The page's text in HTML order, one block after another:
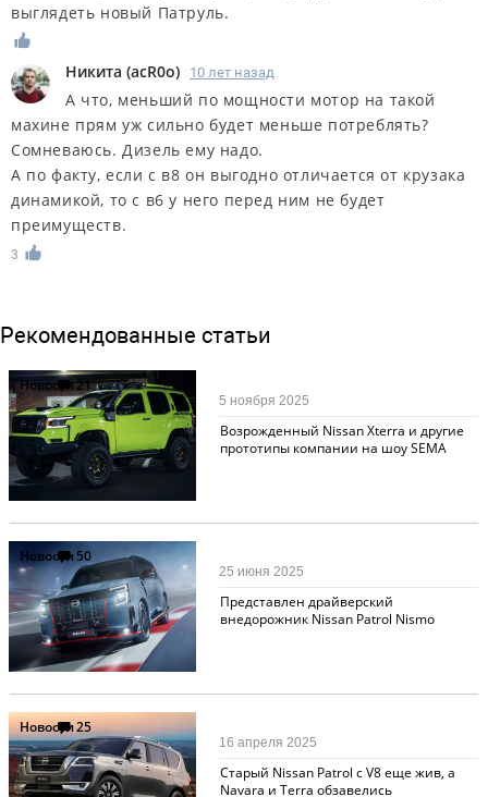
выглядеть новый Патруль.
Никита (acR0o) 10 лет назад
А что, меньший по мощности мотор на такой
махине прям уж сильно будет меньше потреблять?
Сомневаюсь. Дизель ему надо.
А по факту, если с в8 он выгодно отличается от крузака
динамикой, то с в6 у него перед ним не будет
преимуществ.
3
Рекомендованные статьи
Новости21
Возрожденный Nissan Xterra и другие
прототипы компании на шоу SEMA
5 ноября 2025
Новости 50
Представлен драйверский
внедорожник Nissan Patrol Nismo
25 июня 2025
Новости25
Старый Nissan Patrol с V8 еще жив, а
Navara и Terra обзавелись
16 апреля 2025